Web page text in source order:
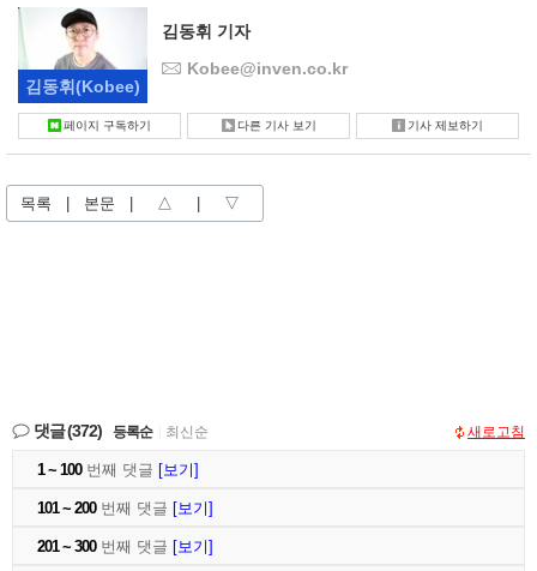
김동휘(Kobee)
김동휘 기자
Kobee@inven.co.kr
페이지 구독하기 다른 기사 보기 기사 제보하기
목록 본문 △ ▽
댓글(372) 등록순 최신순 새로고침
1 ~ 100번째 댓글 [보기]
101 ~ 200번째 댓글 [보기]
201 ~ 300번째 댓글 [보기]